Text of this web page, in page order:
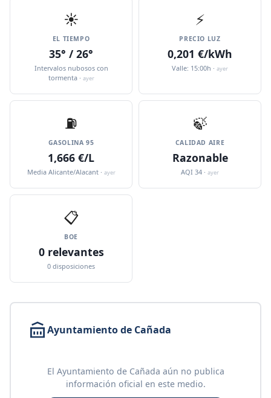
☀️
EL TIEMPO
35° / 26°
Intervalos nubosos con
tormenta · ayer
⚡
PRECIO LUZ
0,201 €/kWh
Valle: 15:00h · ayer
⛽️
GASOLINA 95
1,666 €/L
Media Alicante/Alacant · ayer
🍃
CALIDAD AIRE
Razonable
AQI 34 · ayer
📋
BOE
0 relevantes
0 disposiciones
Ayuntamiento de Cañada
El Ayuntamiento de Cañada aún no publica
información oficial en este medio.